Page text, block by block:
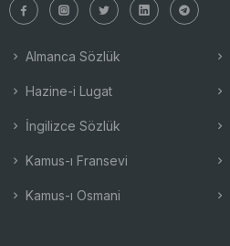
Almanca Sözlük
Hazine-i Lugat
İngilizce Sözlük
Kamus-ı Fransevi
Kamus-ı Osmani